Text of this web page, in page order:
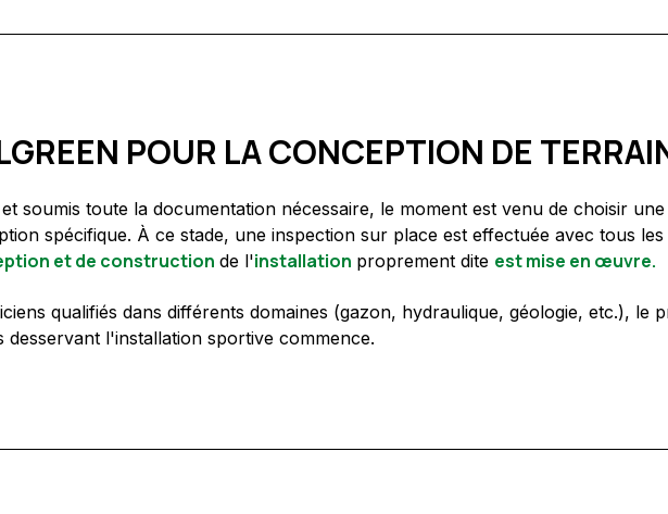
POUR LA CONCEPTION DE
soumis toute la documentation nécessaire, le moment est venu de choisir
spécifique. À ce stade, une inspection sur place est effectuée avec tous
et de construction de l'installation proprement dite est mise en œuvre.
qualifiés dans différents domaines (gazon, hydraulique, géologie, etc.), le
desservant l'installation sportive commence.